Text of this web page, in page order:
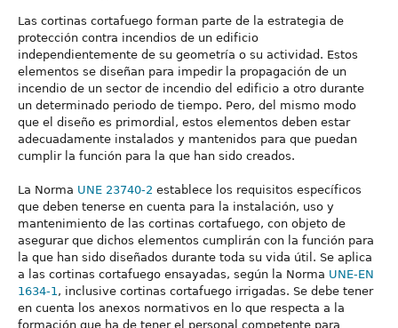
Las cortinas cortafuego forman parte de la estrategia de
protección contra incendios de un edificio
independientemente de su geometría o su actividad. Estos
elementos se diseñan para impedir la propagación de un
incendio de un sector de incendio del edificio a otro durante
un determinado periodo de tiempo. Pero, del mismo modo
que el diseño es primordial, estos elementos deben estar
adecuadamente instalados y mantenidos para que puedan
cumplir la función para la que han sido creados.
La Norma UNE 23740-2 establece los requisitos específicos
que deben tenerse en cuenta para la instalación, uso y
mantenimiento de las cortinas cortafuego, con objeto de
asegurar que dichos elementos cumplirán con la función para
la que han sido diseñados durante toda su vida útil. Se aplica
a las cortinas cortafuego ensayadas, según la Norma UNE-EN
1634-1, inclusive cortinas cortafuego irrigadas. Se debe tener
en cuenta los anexos normativos en lo que respecta a la
formación que ha de tener el personal competente para